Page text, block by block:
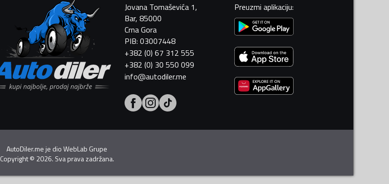
Jovana Tomaševića 1,
Bar, 85000
Crna Gora
PIB: 03007448
+382 (0) 67 312 555
+382 (0) 30 550 099
info@autodiler.me
Preuzmi aplikaciju:
AutoDiler.me je dioWebLab Grupe
Copyright© 2026. Sva prava zadržana.